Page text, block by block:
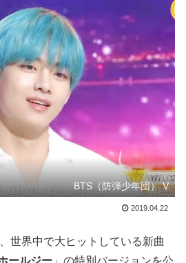
BTS（防弾少年団） V
2019.04.22
世界中で大ヒットしている新曲